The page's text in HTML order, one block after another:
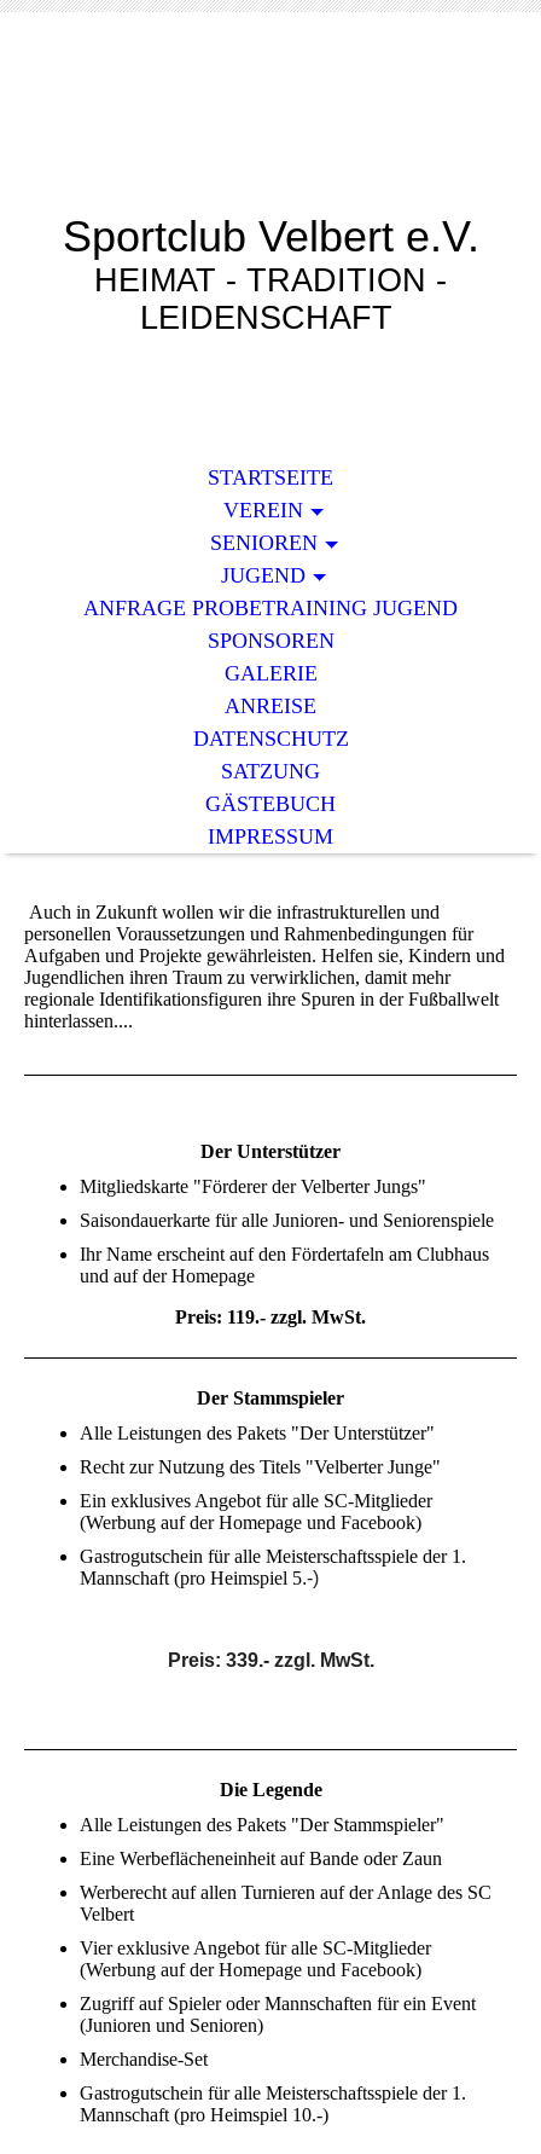
Sportclub Velbert e.V.
HEIMAT - TRADITION -
LEIDENSCHAFT
STARTSEITE
VEREIN
SENIOREN
JUGEND
ANFRAGE PROBETRAINING JUGEND
SPONSOREN
GALERIE
ANREISE
DATENSCHUTZ
SATZUNG
GÄSTEBUCH
IMPRESSUM
Auch in Zukunft wollen wir die infrastrukturellen und
personellen Voraussetzungen und Rahmenbedingungen für
Aufgaben und Projekte gewährleisten. Helfen sie, Kindern und
Jugendlichen ihren Traum zu verwirklichen, damit mehr
regionale Identifikationsfiguren ihre Spuren in der Fußballwelt
hinterlassen....
Der Unterstützer
Mitgliedskarte "Förderer der Velberter Jungs"
Saisondauerkarte für alle Junioren- und Seniorenspiele
Ihr Name erscheint auf den Fördertafeln am Clubhaus
und auf der Homepage
Preis: 119.- zzgl. MwSt.
Der Stammspieler
Alle Leistungen des Pakets "Der Unterstützer"
Recht zur Nutzung des Titels "Velberter Junge"
Ein exklusives Angebot für alle SC-Mitglieder
(Werbung auf der Homepage und Facebook)
Gastrogutschein für alle Meisterschaftsspiele der 1.
Mannschaft (pro Heimspiel 5.-)
Preis: 339.- zzgl. MwSt.
Die Legende
Alle Leistungen des Pakets "Der Stammspieler"
Eine Werbeflächeneinheit auf Bande oder Zaun
Werberecht auf allen Turnieren auf der Anlage des SC
Velbert
Vier exklusive Angebot für alle SC-Mitglieder
(Werbung auf der Homepage und Facebook)
Zugriff auf Spieler oder Mannschaften für ein Event
(Junioren und Senioren)
Merchandise-Set
Gastrogutschein für alle Meisterschaftsspiele der 1.
Mannschaft (pro Heimspiel 10.-)